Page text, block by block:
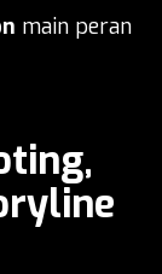
main peran